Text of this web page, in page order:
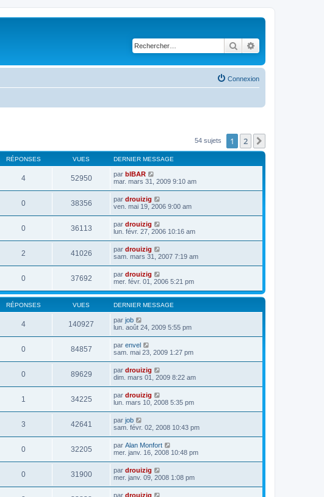
Rechercher
Connexion
54 sujets 1 2
RÉPONSES VUES DERNIER MESSAGE
4 52950 par bIBAR
mar. mars 31, 2009 9:10 am
0 38356 par drouizig
ven. mai 19, 2006 9:00 am
0 36113 par drouizig
lun. févr. 27, 2006 10:16 am
2 41026 par drouizig
sam. mars 31, 2007 7:19 am
0 37692 par drouizig
mer. févr. 01, 2006 5:21 pm
RÉPONSES VUES DERNIER MESSAGE
4 140927 par job
lun. août 24, 2009 5:55 pm
0 84857 par envel
sam. mai 23, 2009 1:27 pm
0 89629 par drouizig
dim. mars 01, 2009 8:22 am
1 34225 par drouizig
lun. mars 10, 2008 5:35 pm
3 42641 par job
sam. févr. 02, 2008 10:43 pm
0 32205 par Alan Monfort
mer. janv. 16, 2008 10:48 pm
0 31900 par drouizig
mer. janv. 09, 2008 1:08 pm
par drouizig